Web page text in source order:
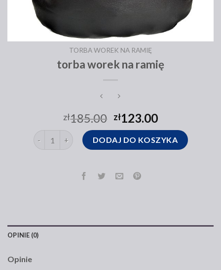
TORBA WOREK NA RAMIĘ
torba worek na ramię
zł185.00 zł123.00
ilość torba worek na ramięDODAJ DO KOSZYKA
OPINIE (0)
Opinie